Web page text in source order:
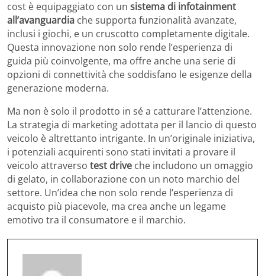
cost è equipaggiato con un sistema di infotainment
all’avanguardia che supporta funzionalità avanzate,
inclusi i giochi, e un cruscotto completamente digitale.
Questa innovazione non solo rende l’esperienza di
guida più coinvolgente, ma offre anche una serie di
opzioni di connettività che soddisfano le esigenze della
generazione moderna.
Ma non è solo il prodotto in sé a catturare l’attenzione.
La strategia di marketing adottata per il lancio di questo
veicolo è altrettanto intrigante. In un’originale iniziativa,
i potenziali acquirenti sono stati invitati a provare il
veicolo attraverso test drive che includono un omaggio
di gelato, in collaborazione con un noto marchio del
settore. Un’idea che non solo rende l’esperienza di
acquisto più piacevole, ma crea anche un legame
emotivo tra il consumatore e il marchio.